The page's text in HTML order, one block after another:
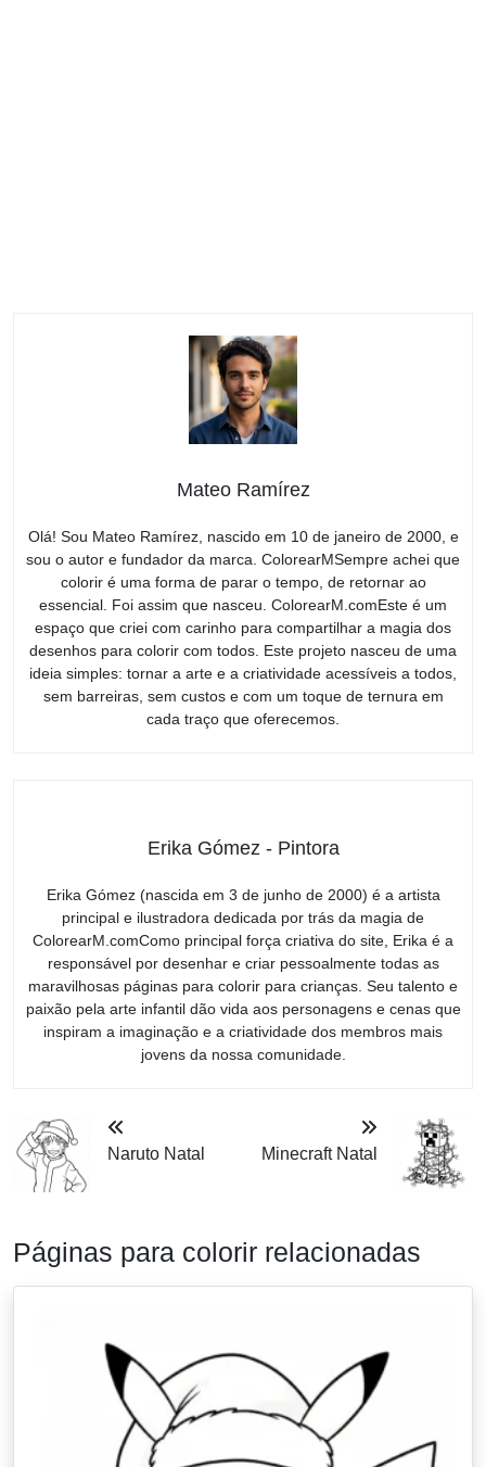
Mateo Ramírez
Olá! Sou Mateo Ramírez, nascido em 10 de janeiro de 2000, e
sou o autor e fundador da marca. ColorearMSempre achei que
colorir é uma forma de parar o tempo, de retornar ao
essencial. Foi assim que nasceu. ColorearM.comEste é um
espaço que criei com carinho para compartilhar a magia dos
desenhos para colorir com todos. Este projeto nasceu de uma
ideia simples: tornar a arte e a criatividade acessíveis a todos,
sem barreiras, sem custos e com um toque de ternura em
cada traço que oferecemos.
Erika Gómez - Pintora
Erika Gómez (nascida em 3 de junho de 2000) é a artista
principal e ilustradora dedicada por trás da magia de
ColorearM.comComo principal força criativa do site, Erika é a
responsável por desenhar e criar pessoalmente todas as
maravilhosas páginas para colorir para crianças. Seu talento e
paixão pela arte infantil dão vida aos personagens e cenas que
inspiram a imaginação e a criatividade dos membros mais
jovens da nossa comunidade.
Naruto Natal Minecraft Natal
Páginas para colorir relacionadas